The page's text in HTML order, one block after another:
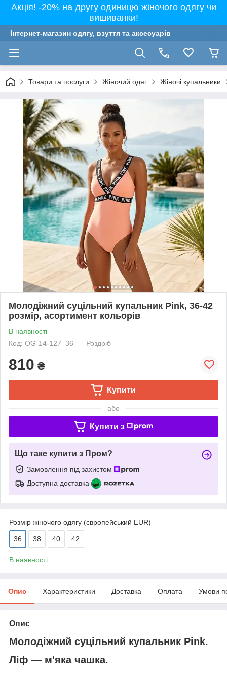
Акція! -20% на другу одиницю жіночого одягу чи
вишиванки!
Інтернет-магазин одягу, взуття та аксесуарів
Товари та послуги Жіночий одяг Жіночі купальники
Молодіжний суцільний купальник Pink, 36-42
розмір, асортимент кольорів
В наявності
Код: OG-14-127_36
Роздріб
810 ₴
Купити
або
Купити з
Що таке купити з Пром?
Замовлення під захистом
Доступна доставка
Розмір жіночого одягу (європейський EUR)
36 38 40 42
В наявності
Опис Характеристики Доставка Оплата Умови
Опис
Молодіжний суцільний купальник Pink.
Ліф — м'яка чашка.